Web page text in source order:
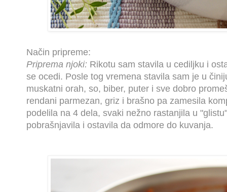
Način pripreme:
Priprema njoki: Rikotu sam stavila u cediljku i
se ocedi. Posle tog vremena stavila sam je u
muskatni orah, so, biber, puter i sve dobro
rendani parmezan, griz i brašno pa zamesila
podelila na 4 dela, svaki nežno rastanjila u
pobrašnjavila i ostavila da odmore do kuvanja.